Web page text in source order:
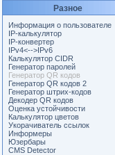
Разное
Информация о пользователе
IP-калькулятор
IP-конвертер
IPv4<-->IPv6
Калькулятор CIDR
Генератор паролей
Генератор QR кодов
Генератор QR кодов 2
Генератор штрих-кодов
Декодер QR кодов
Оценка устойчивости
Калькулятор цветов
Укорачиватель ссылок
Информеры
Юзербары
CMS Detector